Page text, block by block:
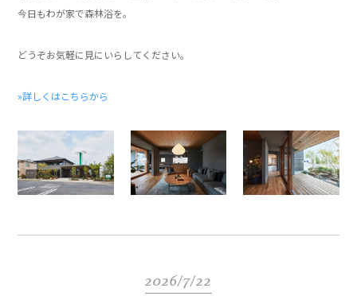
今日もわが家で森林浴を。
どうぞお気軽に見にいらしてください。
»詳しくはこちらから
2026/7/22